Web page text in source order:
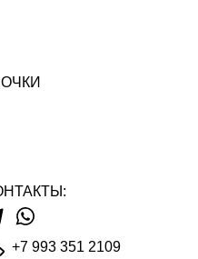
+7 993 351 2109